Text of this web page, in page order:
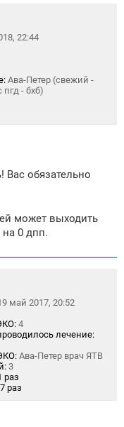
22:44
Ава-Петер (свежий -
- бхб)
обязательно
может выходить
на 0 дпп.
май 2017, 20:52
4
лечение:
Ава-Петер врач ЯТВ
3
раз
раз